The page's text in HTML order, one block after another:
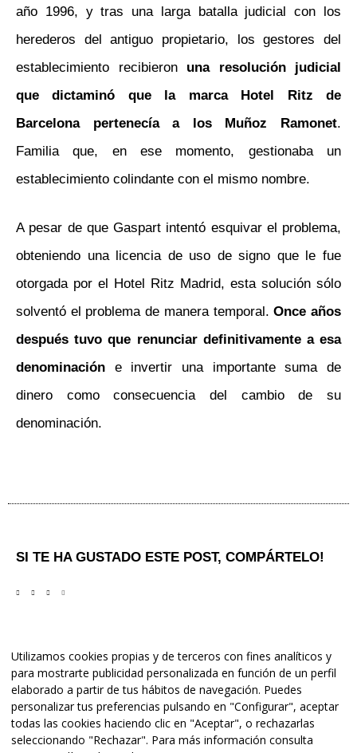
año 1996, y tras una larga batalla judicial con los
herederos del antiguo propietario, los gestores del
establecimiento recibieron una resolución judicial
que dictaminó que la marca Hotel Ritz de
Barcelona pertenecía a los Muñoz Ramonet.
Familia que, en ese momento, gestionaba un
establecimiento colindante con el mismo nombre.
A pesar de que Gaspart intentó esquivar el problema,
obteniendo una licencia de uso de signo que le fue
otorgada por el Hotel Ritz Madrid, esta solución sólo
solventó el problema de manera temporal.Once años
después tuvo que renunciar definitivamente a esa
denominación e invertir una importante suma de
dinero como consecuencia del cambio de su
denominación.
SI TE HA GUSTADO ESTE POST, COMPÁRTELO!
Copyright © 2025 Conexia Studio. Todos los derechos reservados. |
Utilizamos cookies propias y de terceros con fines analíticos y
para mostrarte publicidad personalizada en función de un perfil
elaborado a partir de tus hábitos de navegación. Puedes
personalizar tus preferencias pulsando en "Configurar", aceptar
todas las cookies haciendo clic en "Aceptar", o rechazarlas
seleccionando "Rechazar". Para más información consulta